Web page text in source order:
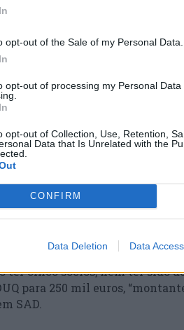
opt-out of the Sale of my Personal Data.
opt-out of processing my Personal Data
opt-out of Collection, Use, Retention,
Data that Is Unrelated with the
CONFIRM
Data Deletion Data Access
constituída, aquando da
em metade, ou seja, 25 mil
ser “realizado no prazo
se o capital não estiver
não ter sido comunicado ao
à transformação como o
na ordem de trabalhos não
à disposição dos associados
ter cinco sócios, nem ter sido
para 250 mil euros,
SAD.